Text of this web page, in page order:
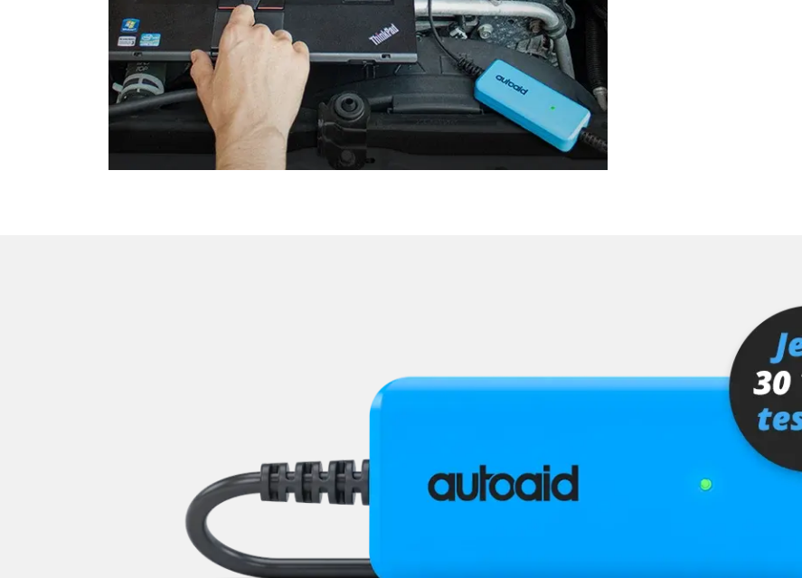
Zentralmodul Komfort
Verfügbarkeit abhängig von Modell, Motorisierung, Ausstattung und Konfiguration